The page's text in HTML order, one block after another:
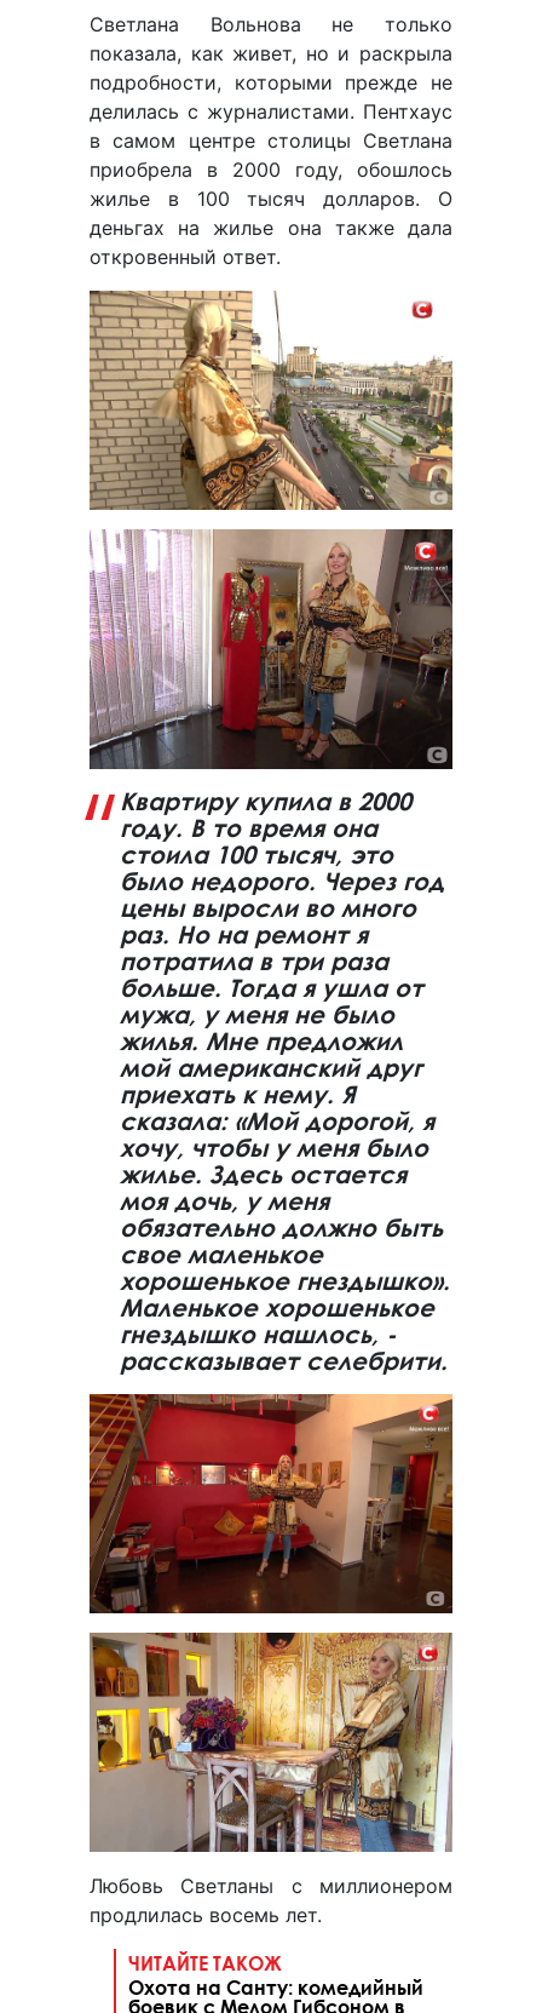
Светлана Вольнова не только
показала, как живет, но и раскрыла
подробности, которыми прежде не
делилась с журналистами. Пентхаус
в самом центре столицы Светлана
приобрела в 2000 году, обошлось
жилье в 100 тысяч долларов. О
деньгах на жилье она также дала
откровенный ответ.
Квартиру купила в 2000
году. В то время она
стоила 100 тысяч, это
было недорого. Через год
цены выросли во много
раз. Но на ремонт я
потратила в три раза
больше. Тогда я ушла от
мужа, у меня не было
жилья. Мне предложил
мой американский друг
приехать к нему. Я
сказала: «Мой дорогой, я
хочу, чтобы у меня было
жилье. Здесь остается
моя дочь, у меня
обязательно должно быть
свое маленькое
хорошенькое гнездышко».
Маленькое хорошенькое
гнездышко нашлось, -
рассказывает селебрити.
Любовь Светланы с миллионером
продлилась восемь лет.
ЧИТАЙТЕ ТАКОЖ
Охота на Санту: комедийный
боевик с Мелом Гибсоном в